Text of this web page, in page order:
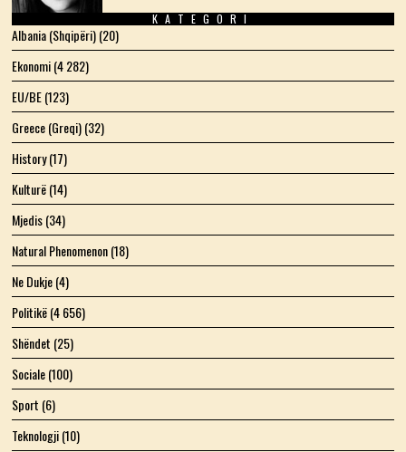
KATEGORI
Albania (Shqipëri)(20)
Ekonomi(4 282)
EU/BE(123)
Greece (Greqi)(32)
History(17)
Kulturë(14)
Mjedis(34)
Natural Phenomenon(18)
Ne Dukje(4)
Politikë(4 656)
Shëndet (25)
Sociale(100)
Sport (6)
Teknologji(10)